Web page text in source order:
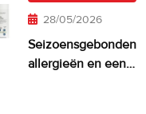
28/05/2026
Seizoensgebonden
allergieën en een